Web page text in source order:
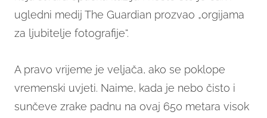
ugledni medij The Guardian prozvao „orgijama
za ljubitelje fotografije“.
A pravo vrijeme je veljača, ako se poklope
vremenski uvjeti. Naime, kada je nebo čisto i
sunčeve zrake padnu na ovaj 650 metara visok